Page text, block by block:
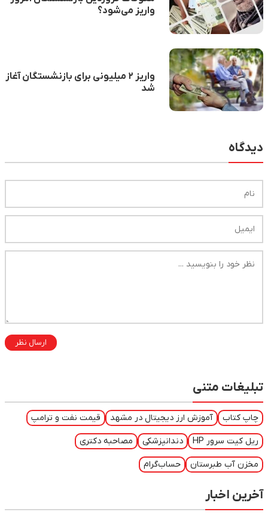
واریز می‌شود؟
واریز ۲ میلیونی برای بازنشستگان آغاز
شد
دیدگاه
ارسال نظر
تبلیغات متنی
چاپ کتاب آموزش ارز دیجیتال در مشهد قیمت نفت و ترامپ
ریل کیت سرور HP دندانپزشکی مصاحبه دکتری
مخزن آب طبرستان حساب‌گرام
آخرین اخبار